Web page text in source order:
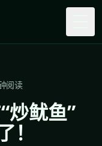
阅读
炒鱿鱼”